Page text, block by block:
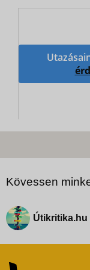
Kövessen
Útikritika.hu